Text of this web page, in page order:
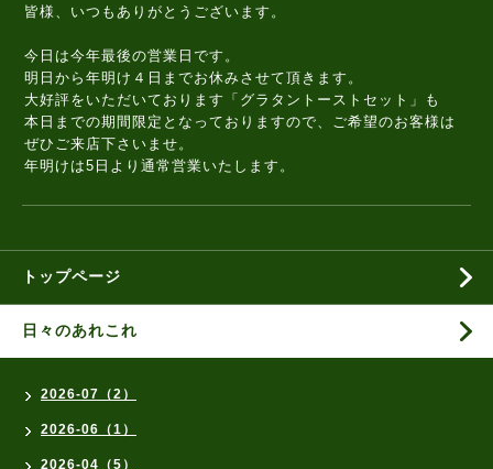
皆様、いつもありがとうございます。
今日は今年最後の営業日です。
明日から年明け４日までお休みさせて頂きます。
大好評をいただいております「グラタントーストセット」も
本日までの期間限定となっておりますので、ご希望のお客様は
ぜひご来店下さいませ。
年明けは5日より通常営業いたします。
トップページ
日々のあれこれ
2026-07（2）
2026-06（1）
2026-04（5）